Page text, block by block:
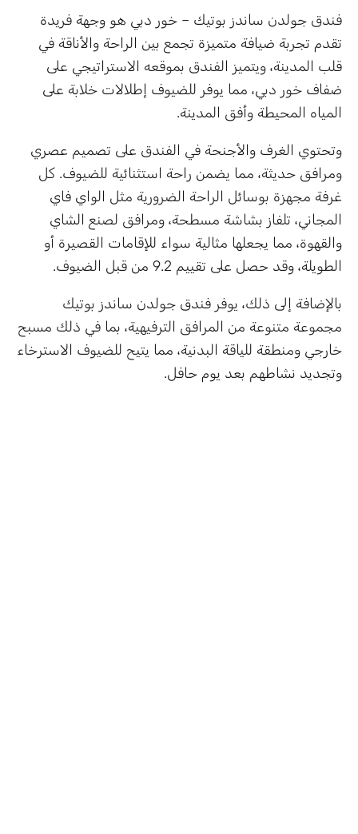
فندق جولدن ساندز بوتيك – خور دبي هو وجهة فريدة
تقدم تجربة ضيافة متميزة تجمع بين الراحة والأناقة في
قلب المدينة، ويتميز الفندق بموقعه الاستراتيجي على
ضفاف خور دبي، مما يوفر للضيوف إطلالات خلابة على
المياه المحيطة وأفق المدينة.
وتحتوي الغرف والأجنحة في الفندق على تصميم عصري
ومرافق حديثة، مما يضمن راحة استثنائية للضيوف. كل
غرفة مجهزة بوسائل الراحة الضرورية مثل الواي فاي
المجاني، تلفاز بشاشة مسطحة، ومرافق لصنع الشاي
والقهوة، مما يجعلها مثالية سواء للإقامات القصيرة أو
الطويلة، وقد حصل على تقييم 9.2 من قبل الضيوف.
بالإضافة إلى ذلك، يوفر فندق جولدن ساندز بوتيك
مجموعة متنوعة من المرافق الترفيهية، بما في ذلك مسبح
خارجي ومنطقة للياقة البدنية، مما يتيح للضيوف الاسترخاء
وتجديد نشاطهم بعد يوم حافل.